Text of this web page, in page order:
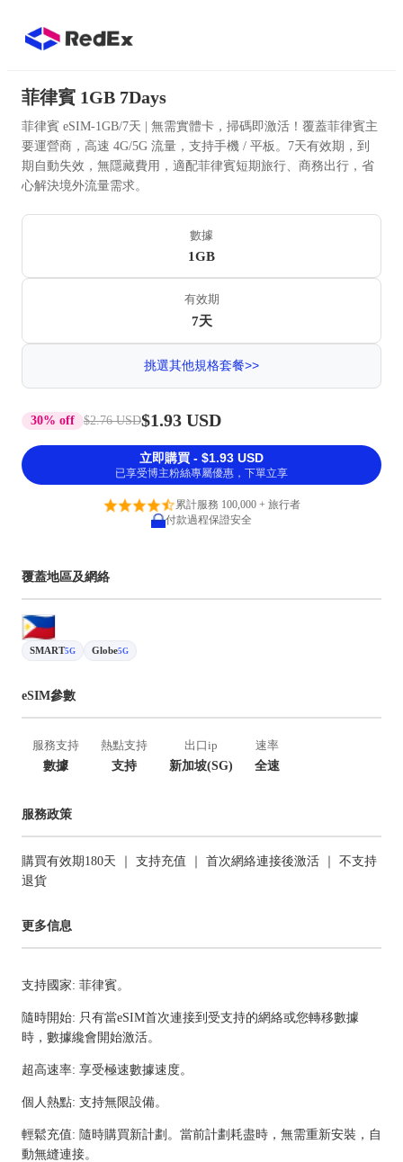
菲律賓 1GB 7Days
菲律賓 eSIM-1GB/7天 | 無需實體卡，掃碼即激活！覆蓋菲律賓主
要運營商，高速 4G/5G 流量，支持手機 / 平板。7天有效期，到
期自動失效，無隱藏費用，適配菲律賓短期旅行、商務出行，省
心解決境外流量需求。
數據
1GB
有效期
7天
挑選其他規格套餐>>
30% off $2.76 USD$1.93 USD
立即購買 - $1.93 USD
已享受博主粉絲專屬優惠，下單立享
累計服務 100,000 + 旅行者
付款過程保證安全
覆蓋地區及網絡
SMART5G Globe5G
eSIM參數
服務支持
數據
熱點支持
支持
出口ip
新加坡(SG)
速率
全速
服務政策
購買有效期180天 ｜ 支持充值 ｜ 首次網絡連接後激活 ｜ 不支持
退貨
更多信息
支持國家: 菲律賓。
隨時開始: 只有當eSIM首次連接到受支持的網絡或您轉移數據
時，數據纔會開始激活。
超高速率: 享受極速數據速度。
個人熱點: 支持無限設備。
輕鬆充值: 隨時購買新計劃。當前計劃耗盡時，無需重新安裝，自
動無縫連接。